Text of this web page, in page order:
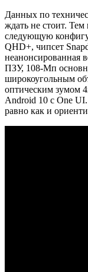
Данных по
ждать не стоит. Тем
следующую
QHD+, чипсет
неанонсированная
ПЗУ, 108-Мп
широкоугольным
оптическим зумом
Android 10 с One
равно как и